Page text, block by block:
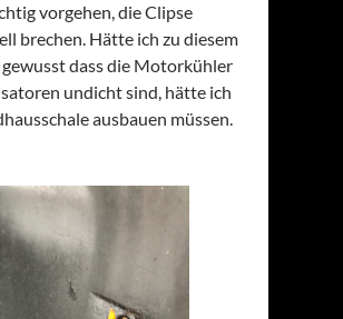
vorgehen, die Clipse
brechen. Hätte ich zu diesem
dass die Motorkühler
undicht sind, hätte ich
ausbauen müssen.